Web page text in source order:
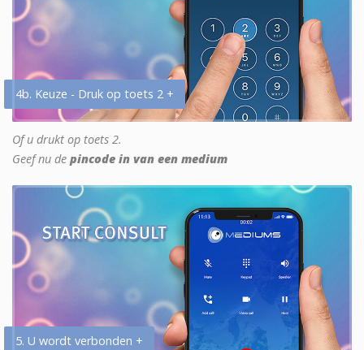
4b. Keuze - Druk op toets 2 +
Of u drukt op toets 2.
Geef nu de pincode in van een medium
5. U wordt verbonden +